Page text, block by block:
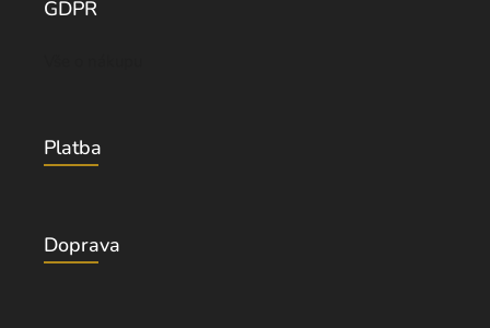
GDPR
Platba
Doprava